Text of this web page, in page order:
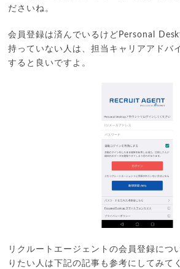
ださいね。
会員登録は済んでいるけどPersonal
持っていない人は、担当キャリアアドバ
すると良いですよ。
リクルートエージェントの会員登録につ
りたい人は下記の記事も参考にしてみて